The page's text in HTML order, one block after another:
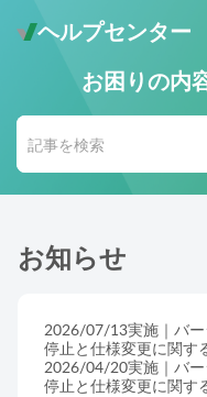
ヘルプセンター
メー
お電話・
お困りの内
お知らせ
2026/07/13実施｜バ
停止と仕様変更に関す
2026/04/20実施｜バ
停止と仕様変更に関す